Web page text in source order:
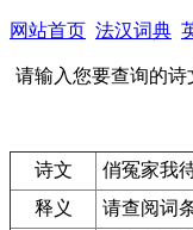
网站首页 法汉词典
请输入您要查询的诗
诗文
俏冤家我
释义
请查阅词